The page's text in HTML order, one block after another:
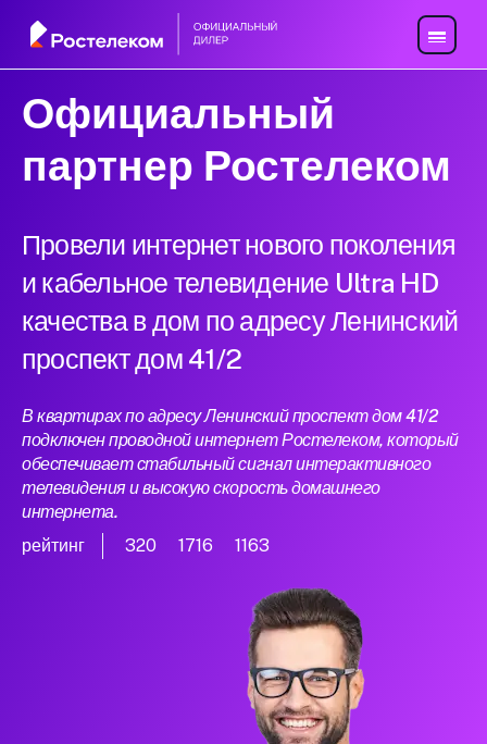
Официальный
партнер Ростелеком
Провели интернет нового поколения
и кабельное телевидение Ultra HD
качества в дом по адресу Ленинский
проспект дом 41/2
В квартирах по адресу Ленинский проспект дом 41/2
подключен проводной интернет Ростелеком, который
обеспечивает стабильный сигнал интерактивного
телевидения и высокую скорость домашнего
интернета.
рейтинг
320 1716 1163